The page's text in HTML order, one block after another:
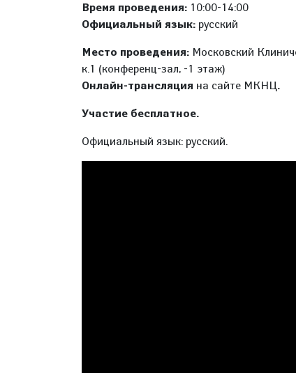
Время проведения: 10:00-14:00
Официальный язык: русский
Место проведения: Московский
к.1 (конференц-зал, -1 этаж)
Онлайн-трансляция на сайте МКНЦ.
Участие бесплатное.
Официальный язык: русский.